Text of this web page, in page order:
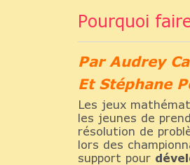
Pourquoi
Par Audrey
Et Stéphane
Les jeux
les jeunes de
résolution de
lors des
support pour